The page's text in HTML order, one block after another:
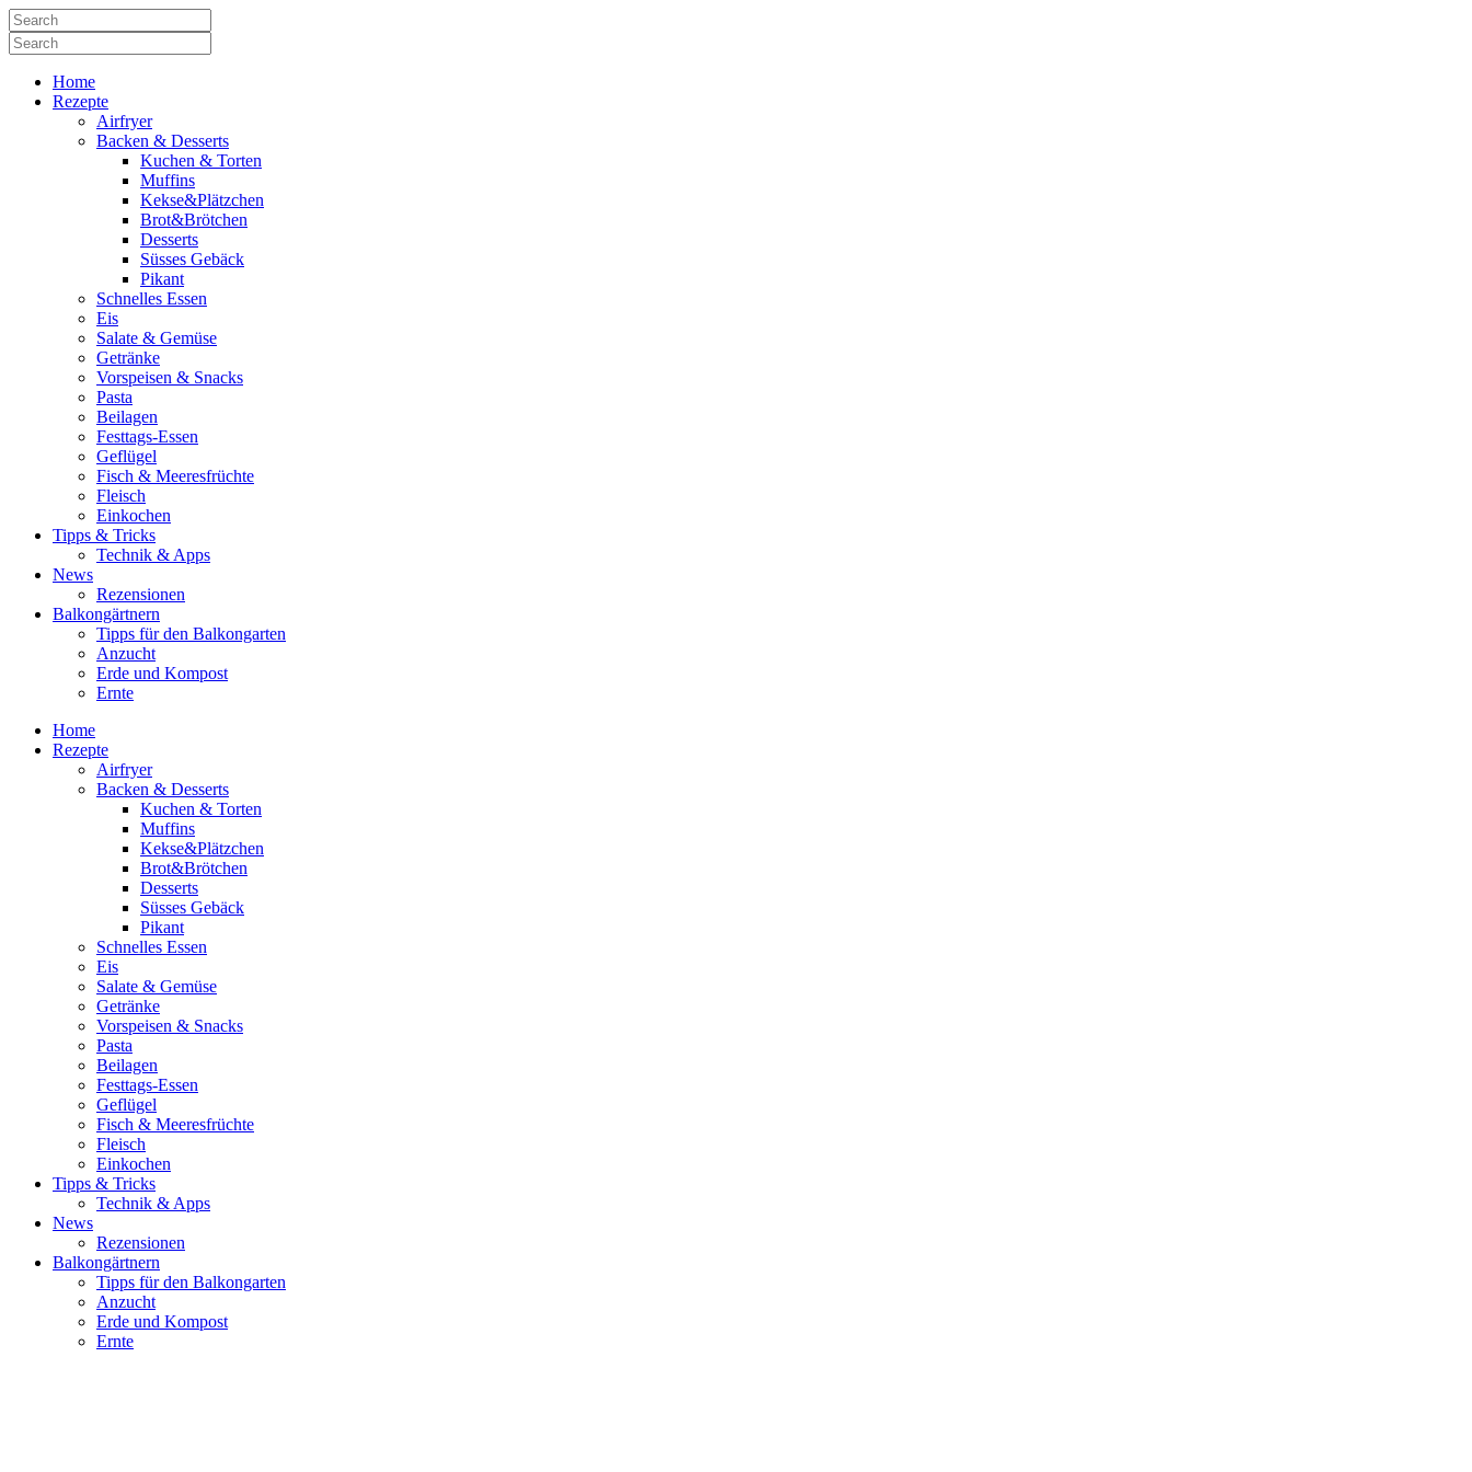
Home
Rezepte
Airfryer
Backen & Desserts
Kuchen & Torten
Muffins
Kekse&Plätzchen
Brot&Brötchen
Desserts
Süsses Gebäck
Pikant
Schnelles Essen
Eis
Salate & Gemüse
Getränke
Vorspeisen & Snacks
Pasta
Beilagen
Festtags-Essen
Geflügel
Fisch & Meeresfrüchte
Fleisch
Einkochen
Tipps & Tricks
Technik & Apps
News
Rezensionen
Balkongärtnern
Tipps für den Balkongarten
Anzucht
Erde und Kompost
Ernte
Home
Rezepte
Airfryer
Backen & Desserts
Kuchen & Torten
Muffins
Kekse&Plätzchen
Brot&Brötchen
Desserts
Süsses Gebäck
Pikant
Schnelles Essen
Eis
Salate & Gemüse
Getränke
Vorspeisen & Snacks
Pasta
Beilagen
Festtags-Essen
Geflügel
Fisch & Meeresfrüchte
Fleisch
Einkochen
Tipps & Tricks
Technik & Apps
News
Rezensionen
Balkongärtnern
Tipps für den Balkongarten
Anzucht
Erde und Kompost
Ernte